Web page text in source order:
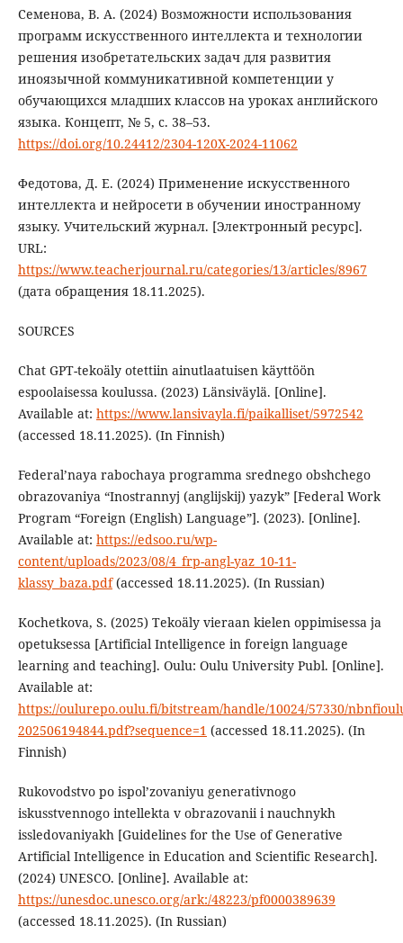
Семенова, В. А. (2024) Возможности использования
программ искусственного интеллекта и технологии
решения изобретательских задач для развития
иноязычной коммуникативной компетенции у
обучающихся младших классов на уроках английского
языка. Концепт, № 5, с. 38–53.
https://doi.org/10.24412/2304-120X-2024-11062
Федотова, Д. Е. (2024) Применение искусственного
интеллекта и нейросети в обучении иностранному
языку. Учительский журнал. [Электронный ресурс].
URL:
https://www.teacherjournal.ru/categories/13/articles/8967
(дата обращения 18.11.2025).
SOURCES
Chat GPT-tekoäly otettiin ainutlaatuisen käyttöön
espoolaisessa koulussa. (2023) Länsiväylä. [Online].
Available at: https://www.lansivayla.fi/paikalliset/5972542
(accessed 18.11.2025). (In Finnish)
Federal’naya rabochaya programma srednego obshchego
obrazovaniya “Inostrannyj (anglijskij) yazyk” [Federal Work
Program “Foreign (English) Language”]. (2023). [Online].
Available at: https://edsoo.ru/wp-
content/uploads/2023/08/4_frp-angl-yaz_10-11-
klassy_baza.pdf(accessed 18.11.2025). (In Russian)
Kochetkova, S. (2025) Tekoäly vieraan kielen oppimisessa ja
opetuksessa [Artificial Intelligence in foreign language
learning and teaching]. Oulu: Oulu University Publ. [Online].
Available at:
https://oulurepo.oulu.fi/bitstream/handle/10024/57330/
202506194844.pdf?sequence=1 (accessed 18.11.2025). (In
Finnish)
Rukovodstvo po ispol’zovaniyu generativnogo
iskusstvennogo intellekta v obrazovanii i nauchnykh
issledovaniyakh [Guidelines for the Use of Generative
Artificial Intelligence in Education and Scientific Research].
(2024) UNESCO. [Online]. Available at:
https://unesdoc.unesco.org/ark:/48223/pf0000389639
(accessed 18.11.2025). (In Russian)